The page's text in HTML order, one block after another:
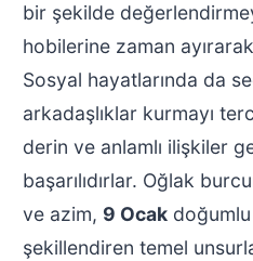
bir şekilde
hobilerine zaman
Sosyal hayatlarında da
arkadaşlıklar kurmayı
derin ve anlamlı ilişkiler
başarılıdırlar. Oğlak
ve azim, 9 Ocakdoğumlu
şekillendiren temel